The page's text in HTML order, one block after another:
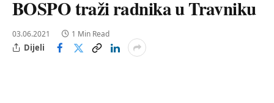
BOSPO traži radnika u Travniku
03.06.2021 1 Min Read
Dijeli